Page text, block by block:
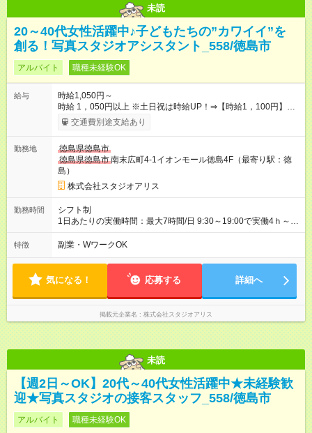
未読
20～40代女性活躍中♪子どもたちの”カワイイ”を
創る！写真スタジオアシスタント_558/徳島市
アルバイト 職種未経験OK
給与
時給1,050円～
時給 1，050円以上 ※土日祝は時給UP！⇒【時給1，100円】に♪
※交通費もしっかり支給（月30,000円まで） 【時給UPのチャン
スもたくさん！やりがいも◎】 頑張りはちゃ～んと時給に反映
含む）のシフトインで 「準社員」に！⇒ 時給30円UP！ 《チャ
ンス２》社内資格をGETすると… 年2回の昇格審査クリアで、
専門スキルをGET！⇒ 時給100円以上UPも夢じゃない！ 【急な
出費も怖くない♪前給制度あり】 「今月ピンチかも…」そんな時
も大丈夫！ 働いた分のお給料の一部を、 給料日前に受け取れる
嬉しい制度です。 【試用期間】試用期間あり 試用期間の長さ：
3ヶ月 雇用形態、給与は本採用時と同じです。
交通費別途支給あり
勤務地
徳島県徳島市
徳島県徳島市南末広町4-1イオンモール徳島4F（最寄り駅：徳
島）
株式会社スタジオアリス
勤務時間
シフト制
1日あたりの実働時間：最大7時間/日 9:30～19:00で実働4ｈ～ ◆
週2日～・1日4ｈ～OK ◆土日祝勤務できる方歓迎
特徴 副業・WワークOK
気になる！ 応募する 詳細へ
掲載元企業名 株式会社スタジオアリス
未読
【週2日～OK】20代～40代女性活躍中★未経験歓
迎★写真スタジオの接客スタッフ_558/徳島市
アルバイト 職種未経験OK